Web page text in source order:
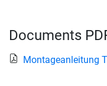
Documents
Montageanleitung